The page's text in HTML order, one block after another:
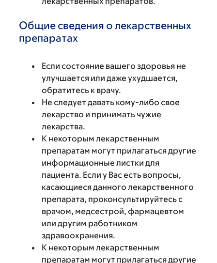
Общие сведения о лекарственных
препаратах
Если состояние вашего здоровья не
улучшается или даже ухудшается,
обратитесь к врачу.
Не следует давать кому-либо свое
лекарство и принимать чужие
лекарства.
К некоторым лекарственным
препаратам могут прилагаться другие
информационные листки для
пациента. Если у Вас есть вопросы,
касающиеся данного лекарственного
препарата, проконсультируйтесь с
врачом, медсестрой, фармацевтом
или другим работником
здравоохранения.
К некоторым лекарственным
препаратам могут прилагаться другие